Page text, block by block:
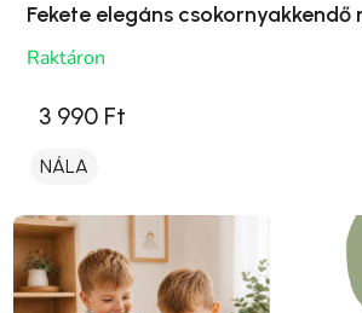
Fekete elegáns csokornyakkendő
Raktáron
3 990 Ft
NÁLA